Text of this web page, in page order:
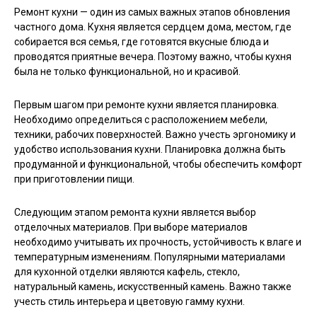
Ремонт кухни — один из самых важных этапов обновления
частного дома. Кухня является сердцем дома, местом, где
собирается вся семья, где готовятся вкусные блюда и
проводятся приятные вечера. Поэтому важно, чтобы кухня
была не только функциональной, но и красивой.
Первым шагом при ремонте кухни является планировка.
Необходимо определиться с расположением мебели,
техники, рабочих поверхностей. Важно учесть эргономику и
удобство использования кухни. Планировка должна быть
продуманной и функциональной, чтобы обеспечить комфорт
при приготовлении пищи.
Следующим этапом ремонта кухни является выбор
отделочных материалов. При выборе материалов
необходимо учитывать их прочность, устойчивость к влаге и
температурным изменениям. Популярными материалами
для кухонной отделки являются кафель, стекло,
натуральный камень, искусственный камень. Важно также
учесть стиль интерьера и цветовую гамму кухни.